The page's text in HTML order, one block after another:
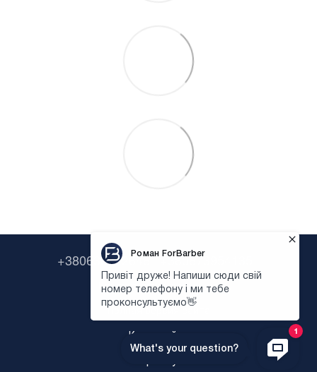
+380638322646 +380673954135
Контактная информация
Полная версия сайта
Карта сайта